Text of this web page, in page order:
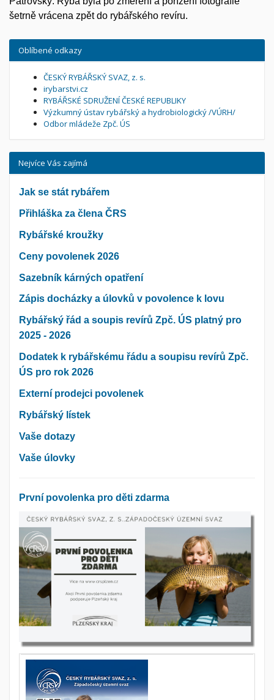
šetrně vrácena zpět do rybářského revíru.
Oblíbené odkazy
ČESKÝ RYBÁŘSKÝ SVAZ, z. s.
irybarstvi.cz
RYBÁŘSKÉ SDRUŽENÍ ČESKÉ REPUBLIKY
Výzkumný ústav rybářský a hydrobiologický /VÚRH/
Odbor mládeže Zpč. ÚS
Nejvíce Vás zajímá
Jak se stát rybářem
Přihláška za člena ČRS
Rybářské kroužky
Ceny povolenek 2026
Sazebník kárných opatření
Zápis docházky a úlovků v povolence k lovu
Rybářský řád a soupis revírů Zpč. ÚS platný pro
2025 - 2026
Dodatek k rybářskému řádu a soupisu revírů Zpč.
ÚS pro rok 2026
Externí prodejci povolenek
Rybářský lístek
Vaše dotazy
Vaše úlovky
První povolenka pro děti zdarma